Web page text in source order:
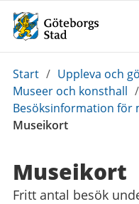
Du
är
här:
Start / Uppleva och
Museer och konsthall /
Besöksinformation för
Museikort
Museikort
Fritt antal besök